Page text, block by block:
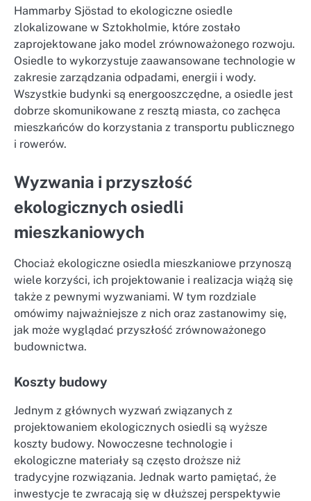
Hammarby Sjöstad to ekologiczne osiedle
zlokalizowane w Sztokholmie, które zostało
zaprojektowane jako model zrównoważonego rozwoju.
Osiedle to wykorzystuje zaawansowane technologie w
zakresie zarządzania odpadami, energii i wody.
Wszystkie budynki są energooszczędne, a osiedle jest
dobrze skomunikowane z resztą miasta, co zachęca
mieszkańców do korzystania z transportu publicznego
i rowerów.
Wyzwania i przyszłość
ekologicznych osiedli
mieszkaniowych
Chociaż ekologiczne osiedla mieszkaniowe przynoszą
wiele korzyści, ich projektowanie i realizacja wiążą się
także z pewnymi wyzwaniami. W tym rozdziale
omówimy najważniejsze z nich oraz zastanowimy się,
jak może wyglądać przyszłość zrównoważonego
budownictwa.
Koszty budowy
Jednym z głównych wyzwań związanych z
projektowaniem ekologicznych osiedli są wyższe
koszty budowy. Nowoczesne technologie i
ekologiczne materiały są często droższe niż
tradycyjne rozwiązania. Jednak warto pamiętać, że
inwestycje te zwracają się w dłuższej perspektywie